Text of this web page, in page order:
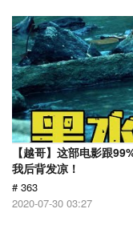
【越哥】这部电影跟
我后背发凉！
# 363
2020-07-30 03:27